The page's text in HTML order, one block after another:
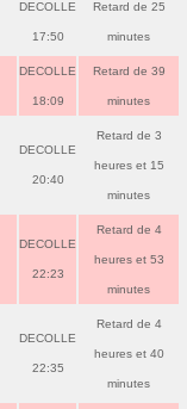
DECOLLE
17:50
Retard de 25
minutes
DECOLLE
18:09
Retard de 39
minutes
DECOLLE
20:40
Retard de 3
heures et 15
minutes
DECOLLE
22:23
Retard de 4
heures et 53
minutes
DECOLLE
22:35
Retard de 4
heures et 40
minutes